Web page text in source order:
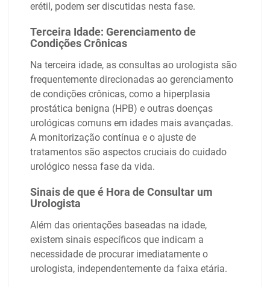
erétil, podem ser discutidas nesta fase.
Terceira Idade: Gerenciamento de
Condições Crônicas
Na terceira idade, as consultas ao urologista são
frequentemente direcionadas ao gerenciamento
de condições crônicas, como a hiperplasia
prostática benigna (HPB) e outras doenças
urológicas comuns em idades mais avançadas.
A monitorização contínua e o ajuste de
tratamentos são aspectos cruciais do cuidado
urológico nessa fase da vida.
Sinais de que é Hora de Consultar um
Urologista
Além das orientações baseadas na idade,
existem sinais específicos que indicam a
necessidade de procurar imediatamente o
urologista, independentemente da faixa etária.